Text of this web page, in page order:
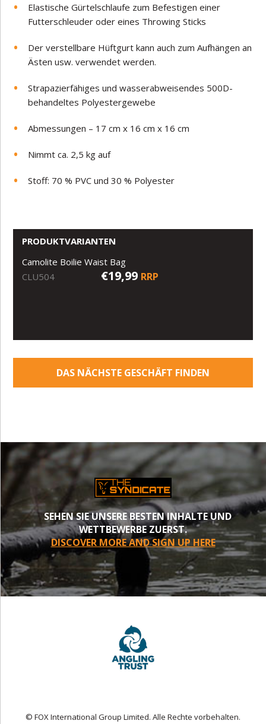
Elastische Gürtelschlaufe zum Befestigen einer
Futterschleuder oder eines Throwing Sticks
Der verstellbare Hüftgurt kann auch zum Aufhängen an
Ästen usw. verwendet werden.
Strapazierfähiges und wasserabweisendes 500D-
behandeltes Polyestergewebe
Abmessungen – 17 cm x 16 cm x 16 cm
Nimmt ca. 2,5 kg auf
Stoff: 70 % PVC und 30 % Polyester
PRODUKTVARIANTEN
Camolite Boilie Waist Bag
CLU504
€19,99 RRP
DAS NÄCHSTE GESCHÄFT FINDEN
SEHEN SIE UNSERE BESTEN INHALTE UND
WETTBEWERBE ZUERST.
DISCOVER MORE AND SIGN UP HERE
© FOX International Group Limited. Alle Rechte vorbehalten.